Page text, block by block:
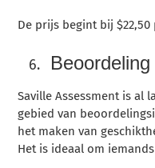
De prijs begint bij $22,50
Saville Assessment is al
gebied van
het maken van
Het is ideaal om